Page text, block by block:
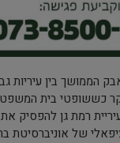
הממושך בין עיריות
כששופטי בית המשפט
רמת גן להפסיק
של אוניברסיטת